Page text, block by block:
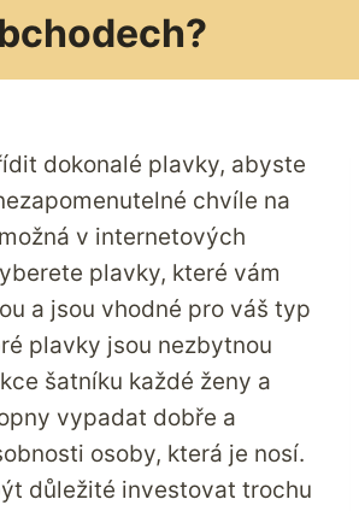
dokonalé plavky, abyste
chvíle na
v internetových
plavky, které vám
a jsou vhodné pro váš typ
plavky jsou nezbytnou
šatníku každé ženy a
vypadat dobře a
osoby, která je nosí.
důležité investovat trochu